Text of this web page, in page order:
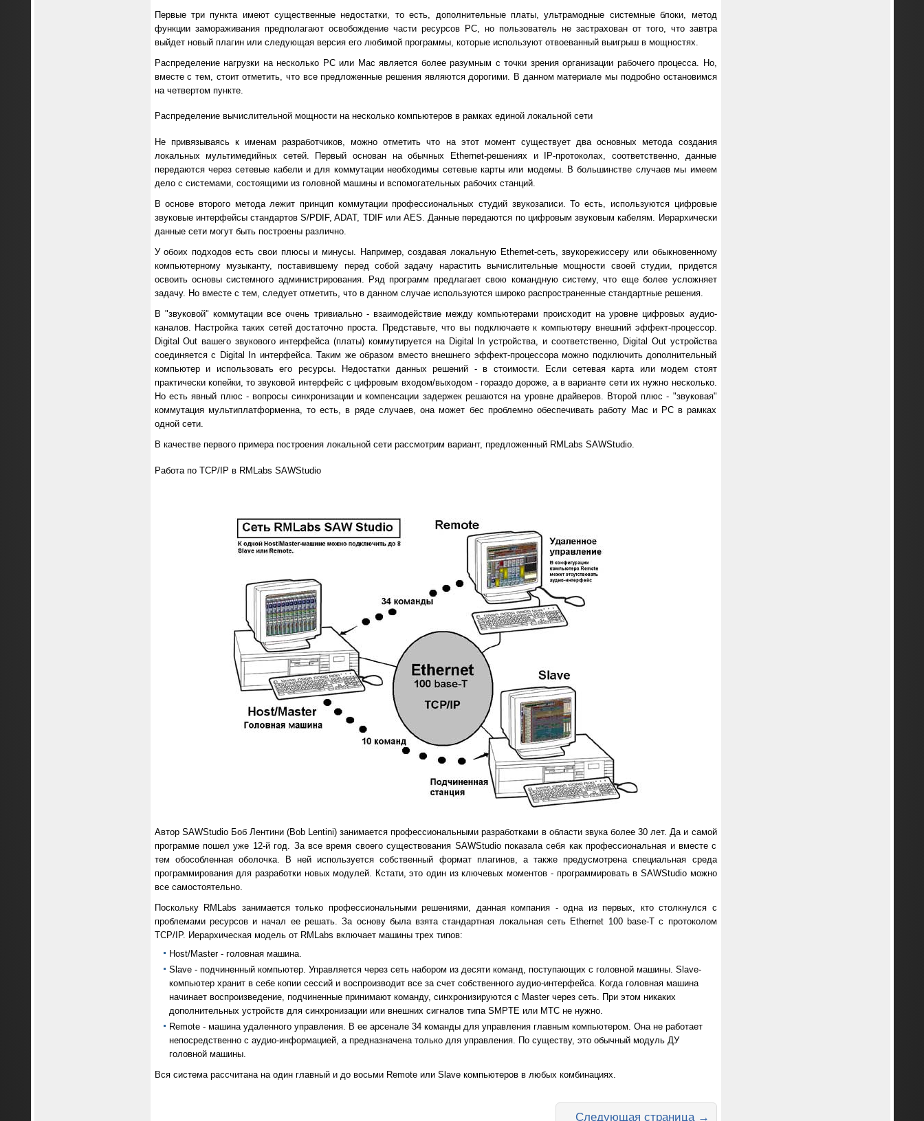
Первые три пункта имеют существенные недостатки, то есть, дополнительные платы, ультрамодные системные блоки, метод
функции замораживания предполагают освобождение части ресурсов РС, но пользователь не застрахован от того, что завтра
выйдет новый плагин или следующая версия его любимой программы, которые используют отвоеванный выигрыш в мощностях.
Распределение нагрузки на несколько РС или Mac является более разумным с точки зрения организации рабочего процесса. Но,
вместе с тем, стоит отметить, что все предложенные решения являются дорогими. В данном материале мы подробно остановимся
на четвертом пункте.
Распределение вычислительной мощности на несколько компьютеров в рамках единой локальной сети
Не привязываясь к именам разработчиков, можно отметить что на этот момент существует два основных метода создания
локальных мультимедийных сетей. Первый основан на обычных Ethernet-решениях и IP-протоколах, соответственно, данные
передаются через сетевые кабели и для коммутации необходимы сетевые карты или модемы. В большинстве случаев мы имеем
дело с системами, состоящими из головной машины и вспомогательных рабочих станций.
В основе второго метода лежит принцип коммутации профессиональных студий звукозаписи. То есть, используются цифровые
звуковые интерфейсы стандартов S/PDIF, ADAT, TDIF или AES. Данные передаются по цифровым звуковым кабелям. Иерархически
данные сети могут быть построены различно.
У обоих подходов есть свои плюсы и минусы. Например, создавая локальную Ethernet-сеть, звукорежиссеру или обыкновенному
компьютерному музыканту, поставившему перед собой задачу нарастить вычислительные мощности своей студии, придется
освоить основы системного администрирования. Ряд программ предлагает свою командную систему, что еще более усложняет
задачу. Но вместе с тем, следует отметить, что в данном случае используются широко распространенные стандартные решения.
В "звуковой" коммутации все очень тривиально - взаимодействие между компьютерами происходит на уровне цифровых аудио-
каналов. Настройка таких сетей достаточно проста. Представьте, что вы подключаете к компьютеру внешний эффект-процессор.
Digital Out вашего звукового интерфейса (платы) коммутируется на Digital In устройства, и соответственно, Digital Out устройства
соединяется с Digital In интерфейса. Таким же образом вместо внешнего эффект-процессора можно подключить дополнительный
компьютер и использовать его ресурсы. Недостатки данных решений - в стоимости. Если сетевая карта или модем стоят
практически копейки, то звуковой интерфейс с цифровым входом/выходом - гораздо дороже, а в варианте сети их нужно несколько.
Но есть явный плюс - вопросы синхронизации и компенсации задержек решаются на уровне драйверов. Второй плюс - "звуковая"
коммутация мультиплатформенна, то есть, в ряде случаев, она может бес проблемно обеспечивать работу Мас и РС в рамках
одной сети.
В качестве первого примера построения локальной сети рассмотрим вариант, предложенный RMLabs SAWStudio.
Работа по TCP/IP в RMLabs SAWStudio
Автор SAWStudio Боб Лентини (Bob Lentini) занимается профессиональными разработками в области звука более 30 лет. Да и самой
программе пошел уже 12-й год. За все время своего существования SAWStudio показала себя как профессиональная и вместе с
тем обособленная оболочка. В ней используется собственный формат плагинов, а также предусмотрена специальная среда
программирования для разработки новых модулей. Кстати, это один из ключевых моментов - программировать в SAWStudio можно
все самостоятельно.
Поскольку RMLabs занимается только профессиональными решениями, данная компания - одна из первых, кто столкнулся с
проблемами ресурсов и начал ее решать. За основу была взята стандартная локальная сеть Ethernet 100 base-T с протоколом
TCP/IP. Иерархическая модель от RMLabs включает машины трех типов:
Host/Master - головная машина.
Slave - подчиненный компьютер. Управляется через сеть набором из десяти команд, поступающих с головной машины. Slave-
компьютер хранит в себе копии сессий и воспроизводит все за счет собственного аудио-интерфейса. Когда головная машина
начинает воспроизведение, подчиненные принимают команду, синхронизируются с Master через сеть. При этом никаких
дополнительных устройств для синхронизации или внешних сигналов типа SMPTE или MTC не нужно.
Remote - машина удаленного управления. В ее арсенале 34 команды для управления главным компьютером. Она не работает
непосредственно с аудио-информацией, а предназначена только для управления. По существу, это обычный модуль ДУ
головной машины.
Вся система рассчитана на один главный и до восьми Remote или Slave компьютеров в любых комбинациях.
Следующая страница →